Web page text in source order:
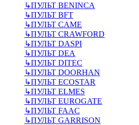
↳ПУЛЬТ BENINCA
↳ПУЛЬТ BFT
↳ПУЛЬТ CAME
↳ПУЛЬТ CRAWFORD
↳ПУЛЬТ DASPI
↳ПУЛЬТ DEA
↳ПУЛЬТ DITEC
↳ПУЛЬТ DOORHAN
↳ПУЛЬТ ECOSTAR
↳ПУЛЬТ ELMES
↳ПУЛЬТ EUROGATE
↳ПУЛЬТ FAAC
↳ПУЛЬТ GARRISON